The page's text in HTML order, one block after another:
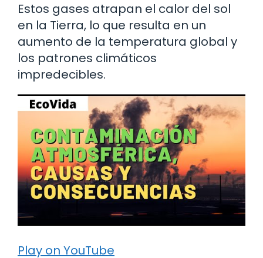
Estos gases atrapan el calor del sol
en la Tierra, lo que resulta en un
aumento de la temperatura global y
los patrones climáticos
impredecibles.
Play on YouTube